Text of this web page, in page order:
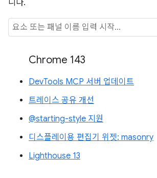
니다.
Chrome 143
DevTools MCP 서버 업데이트
트레이스 공유 개선
@starting-style 지원
디스플레이용 편집기 위젯: masonry
Lighthouse 13